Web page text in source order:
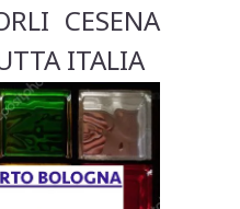
CESENA
ITALIA